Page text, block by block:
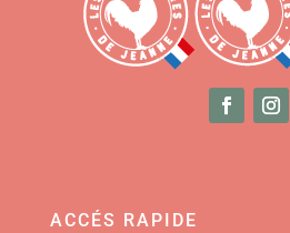
ACCÉS RAPIDE